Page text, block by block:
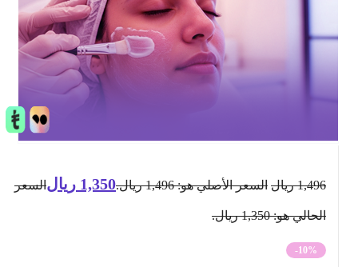
1,496 ريال السعر الأصلي هو: 1,496 ريال. 1,350 ريال السعر
الحالي هو: 1,350 ريال.
-10%